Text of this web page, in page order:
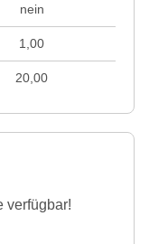
nein
1,00
20,00
verfügbar!